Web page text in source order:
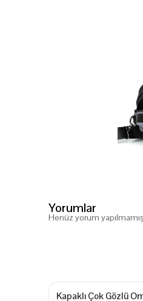
Yorumlar
Henüz yorum yapılmamış
Kapaklı Çok Gözlü